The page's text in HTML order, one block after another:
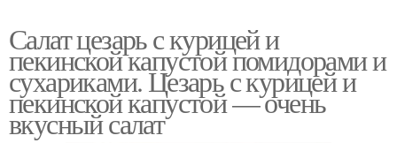
Салат цезарь с курицей и
пекинской капустой помидорами и
сухариками. Цезарь с курицей и
пекинской капустой — очень
вкусный салат